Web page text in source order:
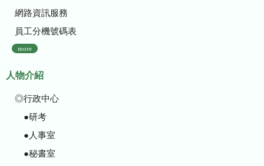
網路資訊服務
員工分機號碼表
more
人物介紹
◎行政中心
●研考
●人事室
●秘書室